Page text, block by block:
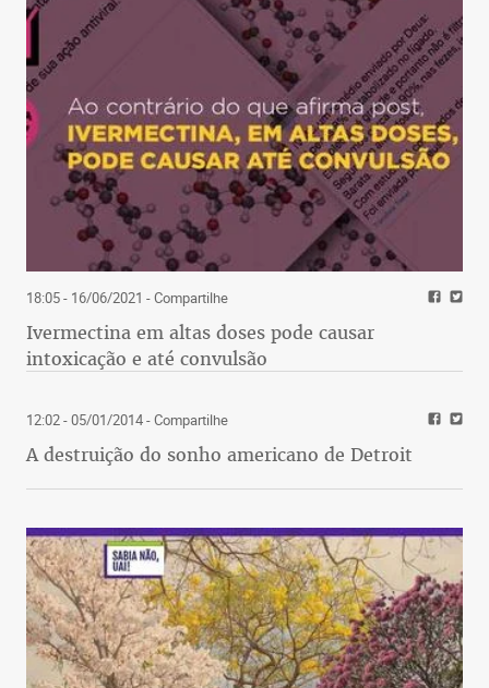
18:05 - 16/06/2021 - Compartilhe
Ivermectina em altas doses pode causar
intoxicação e até convulsão
12:02 - 05/01/2014- Compartilhe
A destruição do sonho americano de Detroit